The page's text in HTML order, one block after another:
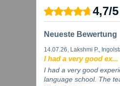
4,7/5
Neueste Bewertung
14.07.26, Lakshmi P.,
I had a very good ex...
I had a very good
language school. The